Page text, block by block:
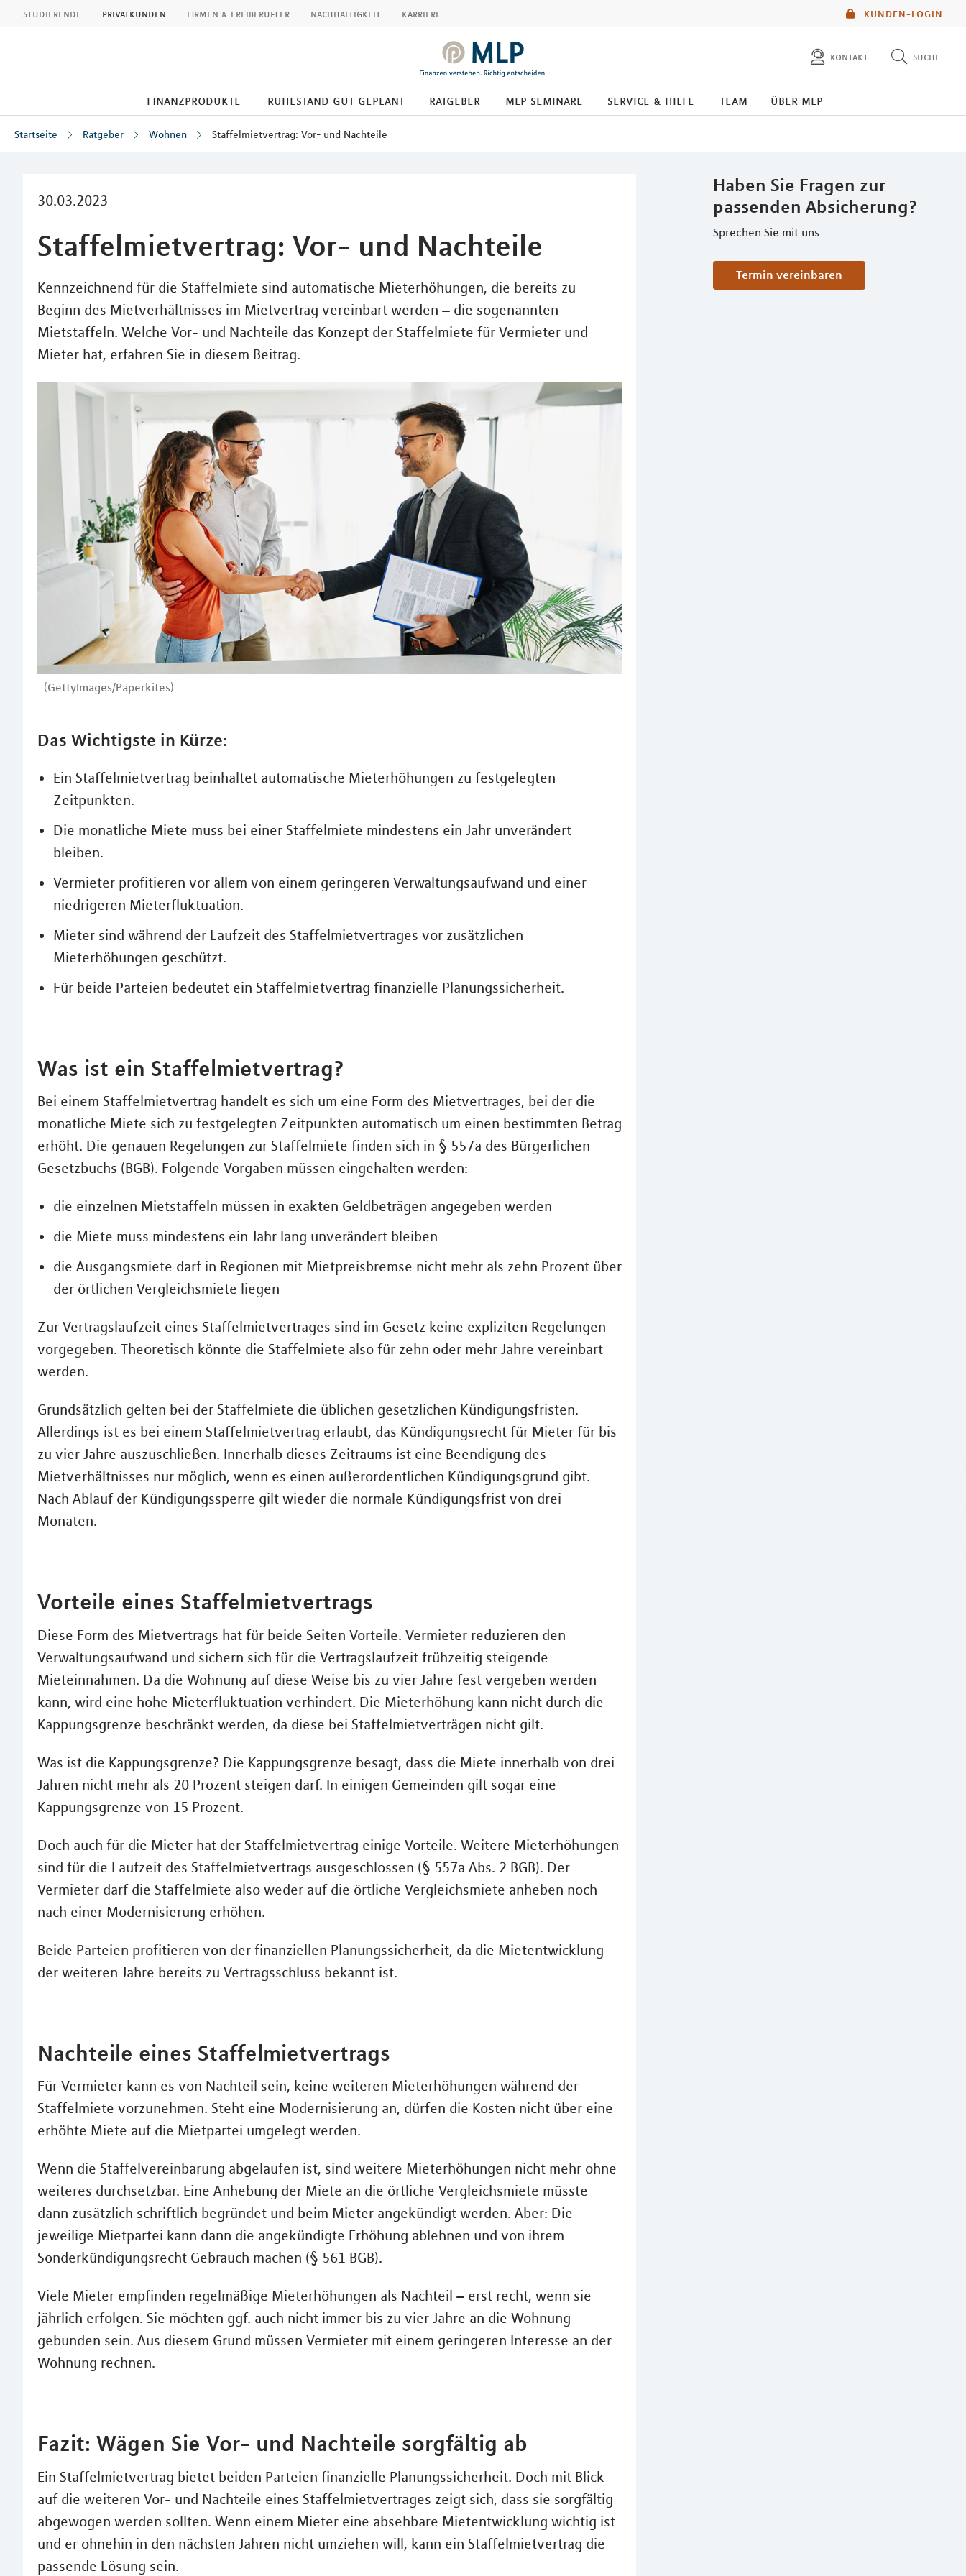
KUNDEN-LOGIN
studierende privatkunden firmen & freiberufler nachhaltigkeit karriere
kontakt suche
diese website durchsuchen
finanzprodukte ruhestand gut geplant ratgeber mlp seminare service & hilfe team über mlp
Startseite Ratgeber Wohnen Staffelmietvertrag: Vor- und Nachteile
30.03.2023
Staffelmietvertrag: Vor- und Nachteile
Kennzeichnend für die Staffelmiete sind automatische Mieterhöhungen, die bereits zu
Beginn des Mietverhältnisses im Mietvertrag vereinbart werden – die sogenannten
Mietstaffeln. Welche Vor- und Nachteile das Konzept der Staffelmiete für Vermieter und
Mieter hat, erfahren Sie in diesem Beitrag.
(GettyImages/Paperkites)
Haben Sie Fragen zur
passenden Absicherung?
Sprechen Sie mit uns
Termin vereinbaren
Das Wichtigste in Kürze:
Ein Staffelmietvertrag beinhaltet automatische Mieterhöhungen zu festgelegten
Zeitpunkten.
Die monatliche Miete muss bei einer Staffelmiete mindestens ein Jahr unverändert
bleiben.
Vermieter profitieren vor allem von einem geringeren Verwaltungsaufwand und einer
niedrigeren Mieterfluktuation.
Mieter sind während der Laufzeit des Staffelmietvertrages vor zusätzlichen
Mieterhöhungen geschützt.
Für beide Parteien bedeutet ein Staffelmietvertrag finanzielle Planungssicherheit.
Was ist ein Staffelmietvertrag?
Bei einem Staffelmietvertrag handelt es sich um eine Form des Mietvertrages, bei der die
monatliche Miete sich zu festgelegten Zeitpunkten automatisch um einen bestimmten Betrag
erhöht. Die genauen Regelungen zur Staffelmiete finden sich in § 557a des Bürgerlichen
Gesetzbuchs (BGB). Folgende Vorgaben müssen eingehalten werden:
die einzelnen Mietstaffeln müssen in exakten Geldbeträgen angegeben werden
die Miete muss mindestens ein Jahr lang unverändert bleiben
die Ausgangsmiete darf in Regionen mit Mietpreisbremse nicht mehr als zehn Prozent über
der örtlichen Vergleichsmiete liegen
Zur Vertragslaufzeit eines Staffelmietvertrages sind im Gesetz keine expliziten Regelungen
vorgegeben. Theoretisch könnte die Staffelmiete also für zehn oder mehr Jahre vereinbart
werden.
Grundsätzlich gelten bei der Staffelmiete die üblichen gesetzlichen Kündigungsfristen.
Allerdings ist es bei einem Staffelmietvertrag erlaubt, das Kündigungsrecht für Mieter für bis
zu vier Jahre auszuschließen. Innerhalb dieses Zeitraums ist eine Beendigung des
Mietverhältnisses nur möglich, wenn es einen außerordentlichen Kündigungsgrund gibt.
Nach Ablauf der Kündigungssperre gilt wieder die normale Kündigungsfrist von drei
Monaten.
Vorteile eines Staffelmietvertrags
Diese Form des Mietvertrags hat für beide Seiten Vorteile. Vermieter reduzieren den
Verwaltungsaufwand und sichern sich für die Vertragslaufzeit frühzeitig steigende
Mieteinnahmen. Da die Wohnung auf diese Weise bis zu vier Jahre fest vergeben werden
kann, wird eine hohe Mieterfluktuation verhindert. Die Mieterhöhung kann nicht durch die
Kappungsgrenze beschränkt werden, da diese bei Staffelmietverträgen nicht gilt.
Was ist die Kappungsgrenze? Die Kappungsgrenze besagt, dass die Miete innerhalb von drei
Jahren nicht mehr als 20 Prozent steigen darf. In einigen Gemeinden gilt sogar eine
Kappungsgrenze von 15 Prozent.
Doch auch für die Mieter hat der Staffelmietvertrag einige Vorteile. Weitere Mieterhöhungen
sind für die Laufzeit des Staffelmietvertrags ausgeschlossen (§ 557a Abs. 2 BGB). Der
Vermieter darf die Staffelmiete also weder auf die örtliche Vergleichsmiete anheben noch
nach einer Modernisierung erhöhen.
Beide Parteien profitieren von der finanziellen Planungssicherheit, da die Mietentwicklung
der weiteren Jahre bereits zu Vertragsschluss bekannt ist.
Nachteile eines Staffelmietvertrags
Für Vermieter kann es von Nachteil sein, keine weiteren Mieterhöhungen während der
Staffelmiete vorzunehmen. Steht eine Modernisierung an, dürfen die Kosten nicht über eine
erhöhte Miete auf die Mietpartei umgelegt werden.
Wenn die Staffelvereinbarung abgelaufen ist, sind weitere Mieterhöhungen nicht mehr ohne
weiteres durchsetzbar. Eine Anhebung der Miete an die örtliche Vergleichsmiete müsste
dann zusätzlich schriftlich begründet und beim Mieter angekündigt werden. Aber: Die
jeweilige Mietpartei kann dann die angekündigte Erhöhung ablehnen und von ihrem
Sonderkündigungsrecht Gebrauch machen (§ 561 BGB).
Viele Mieter empfinden regelmäßige Mieterhöhungen als Nachteil – erst recht, wenn sie
jährlich erfolgen. Sie möchten ggf. auch nicht immer bis zu vier Jahre an die Wohnung
gebunden sein. Aus diesem Grund müssen Vermieter mit einem geringeren Interesse an der
Wohnung rechnen.
Fazit: Wägen Sie Vor- und Nachteile sorgfältig ab
Ein Staffelmietvertrag bietet beiden Parteien finanzielle Planungssicherheit. Doch mit Blick
auf die weiteren Vor- und Nachteile eines Staffelmietvertrages zeigt sich, dass sie sorgfältig
abgewogen werden sollten. Wenn einem Mieter eine absehbare Mietentwicklung wichtig ist
und er ohnehin in den nächsten Jahren nicht umziehen will, kann ein Staffelmietvertrag die
passende Lösung sein.